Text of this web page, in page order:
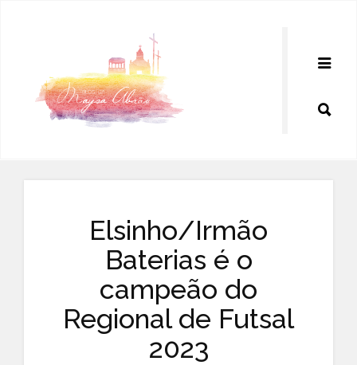
Elsinho/Irmão
Baterias é o
campeão do
Regional de Futsal
2023